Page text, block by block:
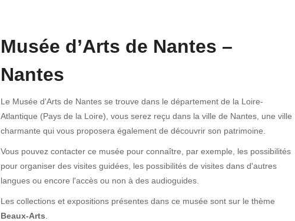
Musée d’Arts de Nantes –
Nantes
Le Musée d'Arts de Nantes se trouve dans le département de la Loire-
Atlantique (Pays de la Loire), vous serez reçu dans la ville de Nantes, une ville
charmante qui vous proposera également de découvrir son patrimoine.
Vous pouvez contacter ce musée pour connaître, par exemple, les possibilités
pour organiser des visites guidées, les possibilités de visites dans d'autres
langues ou encore l'accès ou non à des audioguides.
Les collections et expositions présentes dans ce musée sont sur le thème
Beaux-Arts